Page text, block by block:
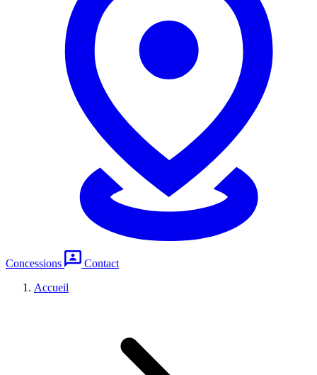
Concessions
Contact
Accueil